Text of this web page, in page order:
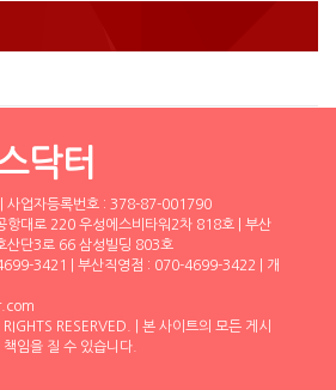
닥터
사업자등록번호 : 378-87-001790
항대로 220 우성에스비타워2차 818호 | 부산
산단3로 66 삼성빌딩 803호
3421 | 부산직영점 : 070-4699-3422 | 개
RESERVED. | 본 사이트의 모든 게시
임을 질 수 있습니다.